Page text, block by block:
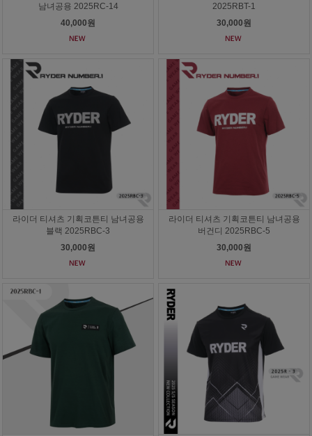
남녀공용 2025RC-14
40,000원
2025RBT-1
30,000원
라이더 티셔츠 기획코튼티 남녀공용
블랙 2025RBC-3
30,000원
라이더 티셔츠 기획코튼티 남녀공용
버건디 2025RBC-5
30,000원